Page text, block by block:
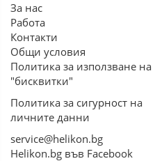
За нас
Работа
Контакти
Общи условия
Политика за използване на
"бисквитки"
Политика за сигурност на
личните данни
service@helikon.bg
Helikon.bg във Facebook